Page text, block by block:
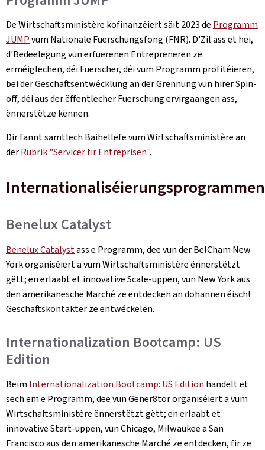
De Wirtschaftsministère kofinanzéiert säit 2023 de Programm
JUMPvum Nationale Fuerschungsfong (FNR). D'Zil ass et hei,
d'Bedeelegung vun erfuerenen Entrepreneren ze
erméiglechen, déi Fuerscher, déi vum Programm profitéieren,
bei der Geschäftsentwécklung an der Grënnung vun hirer Spin-
off, déi aus der ëffentlecher Fuerschung ervirgaangen ass,
ënnerstëtze kënnen.
Dir fannt sämtlech Bäihëllefe vum Wirtschaftsministère an
derRubrik "Servicer fir Entreprisen".
Internationaliséierungsprogrammen
Benelux Catalyst
Benelux Catalystass e Programm, dee vun der BelCham New
York organiséiert a vum Wirtschaftsministère ënnerstëtzt
gëtt; en erlaabt et innovative Scale-uppen, vun New York aus
den amerikanesche Marché ze entdecken an dohannen éischt
Geschäftskontakter ze entwéckelen.
Internationalization Bootcamp: US
Edition
Beim Internationalization Bootcamp: US Edition handelt et
sech ëm e Programm, dee vun Gener8tor organiséiert a vum
Wirtschaftsministère ënnerstëtzt gëtt; en erlaabt et
innovative Start-uppen, vun Chicago, Milwaukee a San
Francisco aus den amerikanesche Marché ze entdecken, fir ze